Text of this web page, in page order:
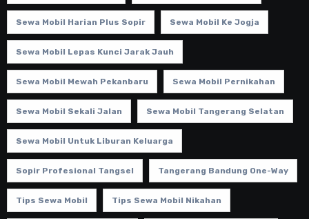
Sewa Mobil Harian Plus Sopir Sewa Mobil Ke Jogja
Sewa Mobil Lepas Kunci Jarak Jauh
Sewa Mobil Mewah Pekanbaru Sewa Mobil Pernikahan
Sewa Mobil Sekali Jalan Sewa Mobil Tangerang Selatan
Sewa Mobil Untuk Liburan Keluarga
Sopir Profesional Tangsel Tangerang Bandung One-Way
Tips Sewa Mobil Tips Sewa Mobil Nikahan